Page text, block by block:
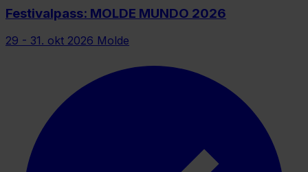
Festivalpass: MOLDE MUNDO 2026
29 - 31. okt 2026 Molde